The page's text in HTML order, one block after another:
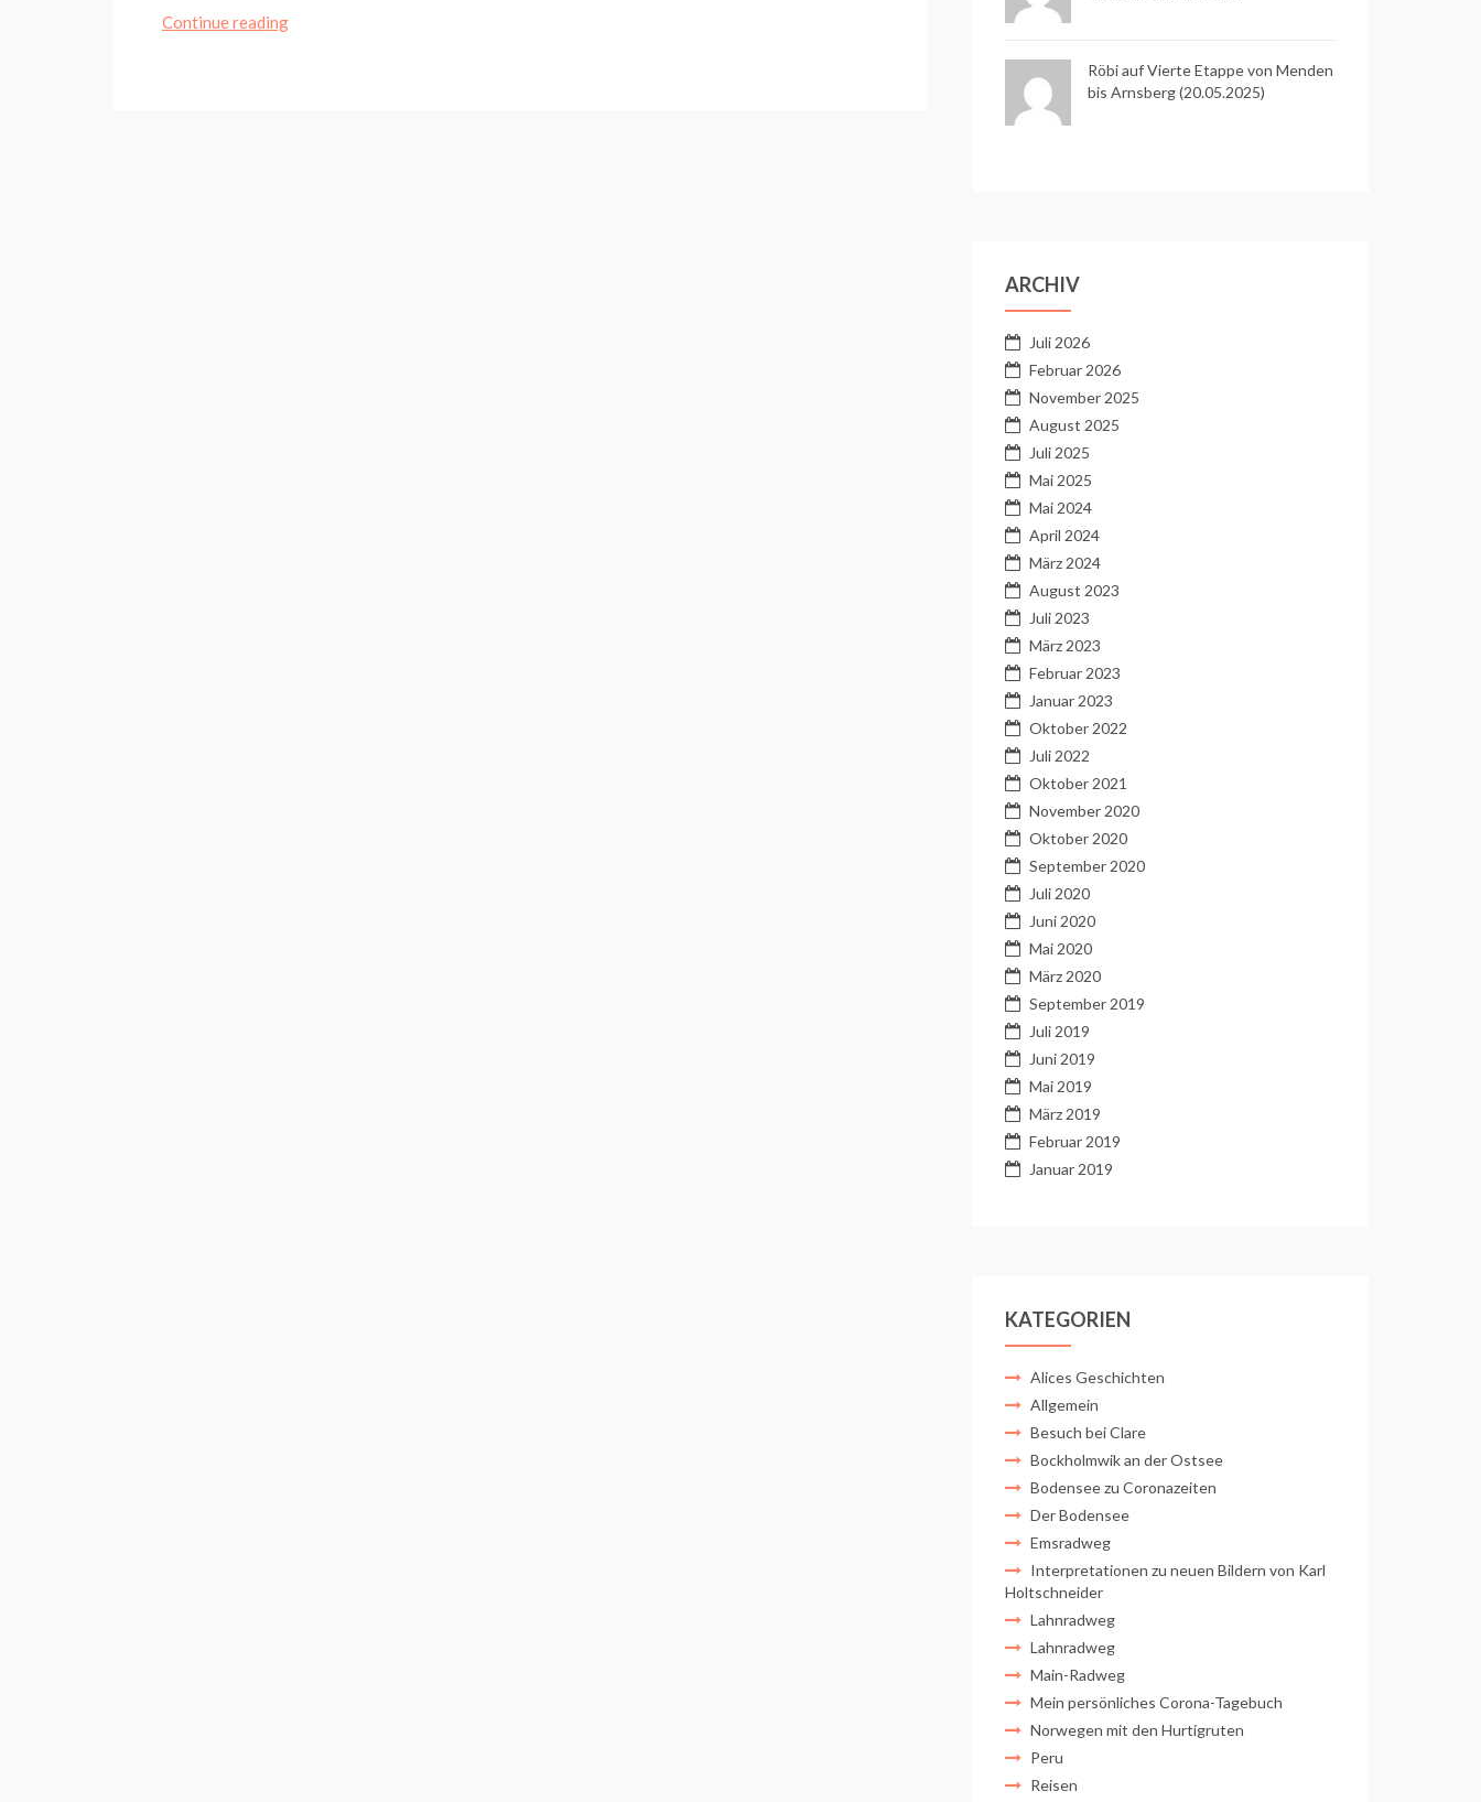
Continue readingVon
Röbi aufVierte Etappe von Menden
bis Arnsberg (20.05.2025)
ARCHIV
Juli 2026
Februar 2026
November 2025
August 2025
Juli 2025
Mai 2025
Mai 2024
April 2024
März 2024
August 2023
Juli 2023
März 2023
Februar 2023
Januar 2023
Oktober 2022
Juli 2022
Oktober 2021
November 2020
Oktober 2020
September 2020
Juli 2020
Juni 2020
Mai 2020
März 2020
September 2019
Juli 2019
Juni 2019
Mai 2019
März 2019
Februar 2019
Januar 2019
KATEGORIEN
Alices Geschichten
Allgemein
Besuch bei Clare
Bockholmwik an der Ostsee
Bodensee zu Coronazeiten
Der Bodensee
Emsradweg
Interpretationen zu neuen Bildern von Karl
Holtschneider
Lahnradweg
Lahnradweg
Main-Radweg
Mein persönliches Corona-Tagebuch
Norwegen mit den Hurtigruten
Peru
Reisen